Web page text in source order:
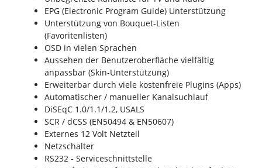
EPG (Electronic Program Guide) Unterstützung
Unterstützung von Bouquet-Listen
(Favoritenlisten)
OSD in vielen Sprachen
Aussehen der Benutzeroberfläche vielfältig
anpassbar (Skin-Unterstützung)
Erweiterbar durch viele kostenfreie Plugins (Apps)
Automatischer / manueller Kanalsuchlauf
DiSEqC 1.0/1.1/1.2, USALS
SCR / dCSS (EN50494 & EN50607)
Externes 12 Volt Netzteil
Netzschalter
RS232 - Serviceschnittstelle